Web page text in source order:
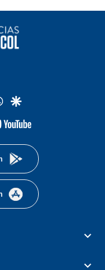
whatsapp
google
youtube-